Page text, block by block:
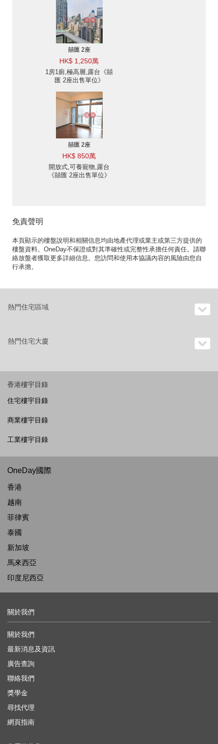
囍匯 2座
HK$ 1,250萬
1房1廁,極高層,露台《囍
匯 2座出售單位》
囍匯 2座
HK$ 850萬
開放式,可養寵物,露台
《囍匯 2座出售單位》
免責聲明
本頁顯示的樓盤說明和相關信息均由地產代理或業主或第三方提供的
樓盤資料。OneDay不保證或對其準確性或完整性承擔任何責任。請聯
絡放盤者獲取更多詳細信息。您訪問和使用本協議內容的風險由您自
行承擔。
熱門住宅區域
熱門住宅大廈
香港樓宇目錄
住宅樓宇目錄
商業樓宇目錄
工業樓宇目錄
OneDay國際
香港
越南
菲律賓
泰國
新加坡
馬來西亞
印度尼西亞
關於我們
關於我們
最新消息及資訊
廣告查詢
聯絡我們
獎學金
尋找代理
網頁指南